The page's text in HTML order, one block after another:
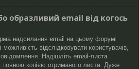
образливий email від когось
надсилання email на цьому форумі
відслідковувати користувачів,
Надішліть email-листа
повною копією отриманого листа. Дуже